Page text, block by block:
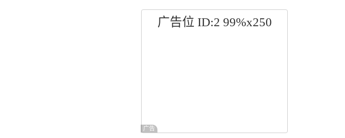
广告位 ID:2 99%x250
广告